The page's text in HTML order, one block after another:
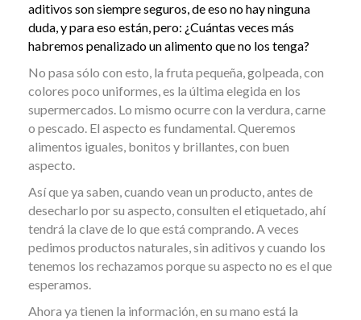
aditivos son siempre seguros, de eso no hay ninguna
duda, y para eso están, pero: ¿Cuántas veces más
habremos penalizado un alimento que no los tenga?
No pasa sólo con esto, la fruta pequeña, golpeada, con
colores poco uniformes, es la última elegida en los
supermercados. Lo mismo ocurre con la verdura, carne
o pescado. El aspecto es fundamental.Queremos
alimentos iguales, bonitos y brillantes, con buen
aspecto.
Así que ya saben, cuando vean un producto, antes de
desecharlo por su aspecto, consulten el etiquetado, ahí
tendrá la clave de lo que está comprando. A veces
pedimos productos naturales, sin aditivos y cuando los
tenemos los rechazamos porque su aspecto no es el que
esperamos.
Ahora ya tienen la información, en su mano está la